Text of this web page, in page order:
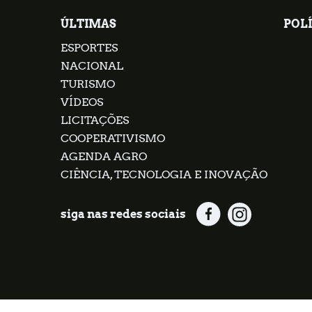
ÚLTIMAS
ESPORTES
NACIONAL
TURISMO
VÍDEOS
LICITAÇÕES
COOPERATIVISMO
AGENDA AGRO
CIÊNCIA, TECNOLOGIA E INOVAÇÃO
siga nas redes sociais